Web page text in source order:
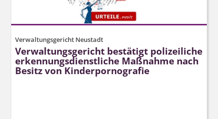
Verwaltungsgericht Neustadt
Verwaltungsgericht bestätigt polizeiliche
erkennungs­dienstliche Maßnahme nach
Besitz von Kinderpornografie